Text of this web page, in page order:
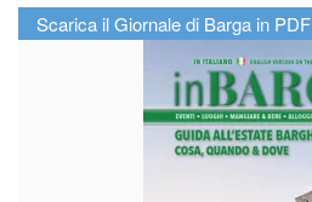
Scarica il Giornale di Barga in PDF